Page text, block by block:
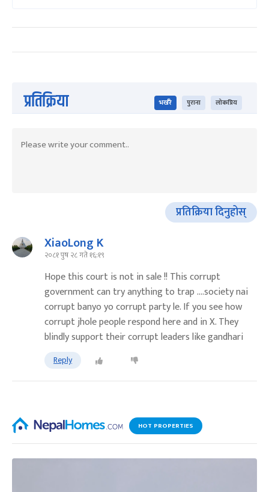
प्रतिक्रिया भर्खरै पुराना लोकप्रिय
प्रतिक्रिया दिनुहोस्
XiaoLong K
२०८१ पुष २८ गते १६:१९
Hope this court is not in sale !! This corrupt
government can try anything to trap ....society nai
corrupt banyo yo corrupt party le. If you see how
corrupt jhole people respond here and in X. They
blindly support their corrupt leaders like gandhari
Reply
HOT PROPERTIES